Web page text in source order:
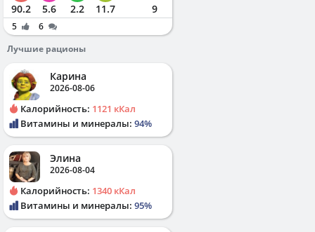
90.2 5.6 2.2 11.7 9
5
6
Лучшие рационы
Карина
2026-08-06
Калорийность: 1121 кКал
Витамины и минералы: 94%
Элина
2026-08-04
Калорийность: 1340 кКал
Витамины и минералы: 95%